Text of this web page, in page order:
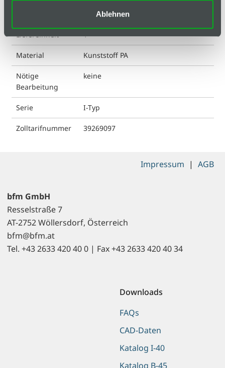
Ablehnen
5.3 g
Liefereinheit 1
Material Kunststoff PA
Nötige
Bearbeitung
keine
Serie I-Typ
Zolltarifnummer 39269097
bfm GmbH
Resselstraße 7
AT-2752 Wöllersdorf, Österreich
bfm@bfm.at
Tel. +43 2633 420 40 0 | Fax +43 2633 420 40 34
Downloads
FAQs
CAD-Daten
Katalog I-40
Katalog B-45
Impressum | AGB